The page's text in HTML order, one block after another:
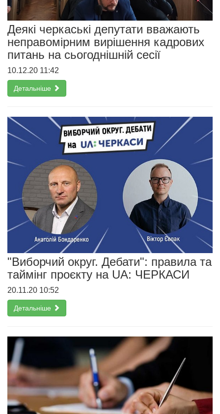
Деякі черкаські депутати вважають
неправомірним вирішення кадрових
питань на сьогоднішній сесії
10.12.20 11:42
Детальніше
"Виборчий округ. Дебати": правила та
таймінг проєкту на UA: ЧЕРКАСИ
20.11.20 10:52
Детальніше